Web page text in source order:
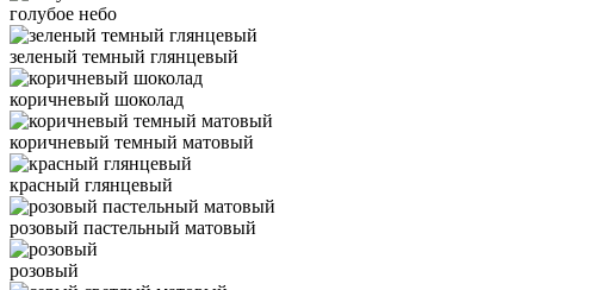
голубое небо
зеленый темный глянцевый
коричневый шоколад
коричневый темный матовый
красный глянцевый
розовый пастельный матовый
розовый